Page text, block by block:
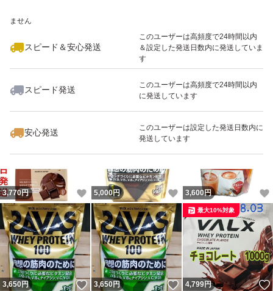
ません
スピード＆安心発送
このユーザーは高頻度で24時間以内
＆設定した発送日数内に発送していま
す
スピード発送
このユーザーは高頻度で24時間以内
に発送しています
安心発送
このユーザーは設定した発送日数内に
発送しています
いいね！
4,600
3,770円 いいね！
5,000円 いいね！
3,600円
3,650円 いいね！
3,650円 いいね！
4,799円
最大10%対象